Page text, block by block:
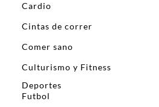
Cardio
Cintas de correr
Comer sano
Culturismo y Fitness
Deportes
Futbol